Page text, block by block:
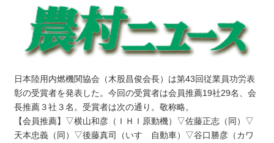
日本陸用内燃機関協会（木股昌俊会長）は第43回従業員功労表
彰の受賞者を発表した。今回の受賞者は会員推薦19社29名、会
長推薦３社３名。受賞者は次の通り。敬称略。
【会員推薦】▽横山和彦（ＩＨＩ原動機）▽佐藤正志（同）▽
天本忠義（同）▽後藤真司（いすゞ自動車）▽谷口勝彦（カワ